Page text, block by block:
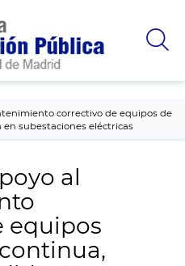
correctivo de equipos de
subestaciones eléctricas
al
equipos